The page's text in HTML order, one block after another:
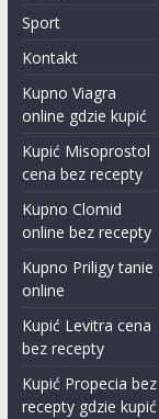
Sport
Kontakt
Kupno Viagra
online gdzie kupić
Kupić Misoprostol
cena bez recepty
Kupno Clomid
online bez recepty
Kupno Priligy tanie
online
Kupić Levitra cena
bez recepty
Kupić Propecia bez
recepty gdzie kupić